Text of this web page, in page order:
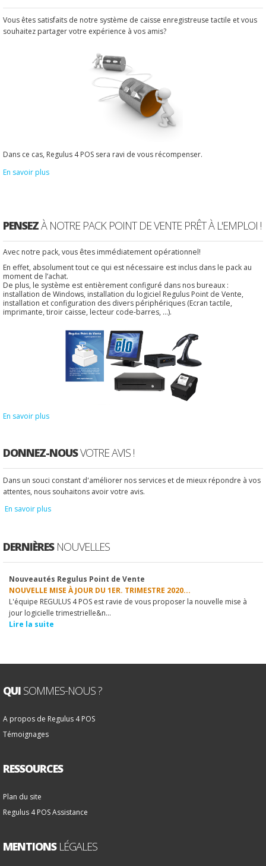
Vous êtes satisfaits de notre système de caisse enregistreuse tactile et vous
souhaitez partager votre expérience à vos amis?
Dans ce cas, Regulus 4 POS sera ravi de vous récompenser.
En savoir plus
PENSEZÀ NOTRE PACK POINT DE VENTE PRÊT À L'EMPLOI !
Avec notre pack, vous êtes immédiatement opérationnel!
En effet, absolument tout ce qui est nécessaire est inclus dans le pack au
moment de l’achat.
De plus, le système est entièrement configuré dans nos bureaux :
installation de Windows, installation du logiciel Regulus Point de Vente,
installation et configuration des divers périphériques (Ecran tactile,
imprimante, tiroir caisse, lecteur code-barres, ...).
En savoir plus
DONNEZ-NOUSVOTRE AVIS !
Dans un souci constant d'améliorer nos services et de mieux répondre à vos
attentes, nous souhaitons avoir votre avis.
En savoir plus
DERNIÈRESNOUVELLES
Nouveautés Regulus Point de Vente
NOUVELLE MISE À JOUR DU 1ER. TRIMESTRE 2020...
L'équipe REGULUS 4 POS est ravie de vous proposer la nouvelle mise à
jour logicielle trimestrielle&n...
Lire la suite
QUI SOMMES-NOUS ?
A propos de Regulus 4 POS
Témoignages
RESSOURCES
Plan du site
Regulus 4 POS Assistance
MENTIONSLÉGALES